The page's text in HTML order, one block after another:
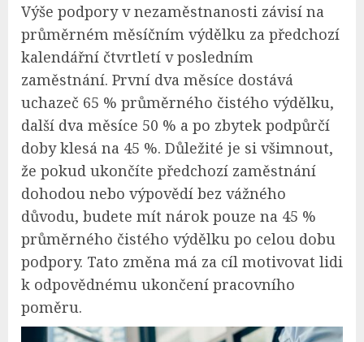
Výše podpory v nezaměstnanosti závisí na
průměrném měsíčním výdělku za předchozí
kalendářní čtvrtletí v posledním
zaměstnání. První dva měsíce dostává
uchazeč 65 % průměrného čistého výdělku,
další dva měsíce 50 % a po zbytek podpůrčí
doby klesá na 45 %. Důležité je si všimnout,
že pokud ukončíte předchozí zaměstnání
dohodou nebo výpovědí bez vážného
důvodu, budete mít nárok pouze na 45 %
průměrného čistého výdělku po celou dobu
podpory. Tato změna má za cíl motivovat lidi
k odpovědnému ukončení pracovního
poměru.